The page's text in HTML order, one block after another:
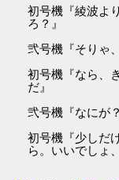
初号機『綾波よ
ろ？』
弐号機『そりゃ
初号機『なら、
だ』
弐号機『なにが
初号機『少しだ
ら。いいでしょ